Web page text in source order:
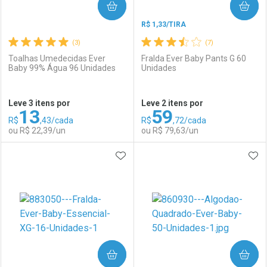
Comprar sem Desconto
Por R$ 242,70/cada
Comprar sem Desconto
Por R$ 242,70/cada
Comprar sem Desconto
Por R$ 18,99/cada
Comprar sem Desconto
Por R$ 18,99/cada
(3)
Toalhas Umedecidas Ever
Baby 99% Água 96 Unidades
Leve 3 itens por
R$13,43/cada
ou R$ 22,39/un
COMPRAR
Laboratório
Por Menos
(7)
R$ 1,33/TIRA
Fralda Ever Baby Pants G 60
Unidades
Leve 2 itens por
R$59,72/cada
ou R$ 79,63/un
COMPRAR
Laboratório
Por Menos
ADICIONAR AOS FAVORITOS
COMPRAR COMPRAR